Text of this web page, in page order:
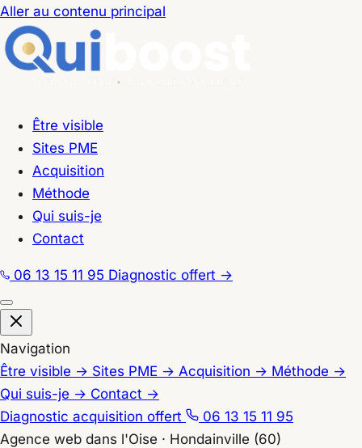
Aller au contenu principal
Être visible
Sites PME
Acquisition
Méthode
Qui suis-je
Contact
06 13 15 11 95 Diagnostic offert →
Navigation
Être visible → Sites PME → Acquisition → Méthode →
Qui suis-je → Contact →
Diagnostic acquisition offert
06 13 15 11 95
Agence web dans l'Oise · Hondainville (60)